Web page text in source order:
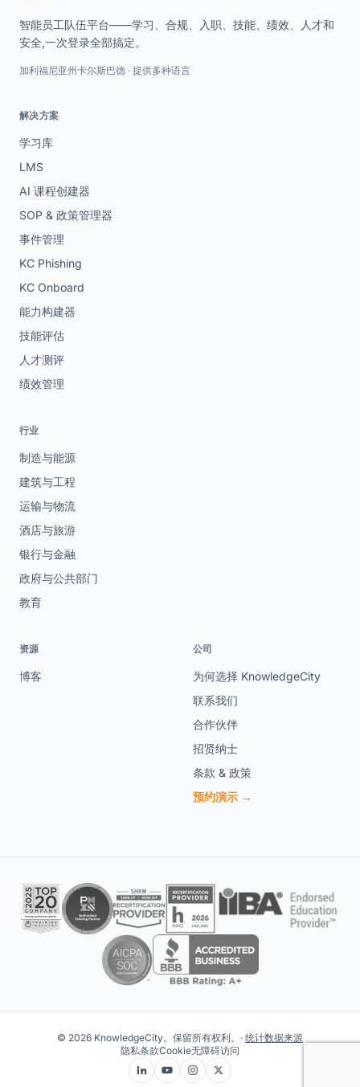
智能员工队伍平台——学习、合规、入职、技能、绩效、人才和
安全,一次登录全部搞定。
加利福尼亚州卡尔斯巴德 · 提供多种语言
解决方案
学习库
LMS
AI 课程创建器
SOP & 政策管理器
事件管理
KC Phishing
KC Onboard
能力构建器
技能评估
人才测评
绩效管理
行业
制造与能源
建筑与工程
运输与物流
酒店与旅游
银行与金融
政府与公共部门
教育
资源
博客
公司
为何选择 KnowledgeCity
联系我们
合作伙伴
招贤纳士
条款 & 政策
预约演示 →
© 2026 KnowledgeCity。保留所有权利。· 统计数据来源
隐私条款Cookie无障碍访问